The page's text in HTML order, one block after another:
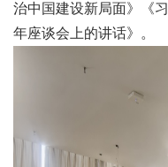
治中国建设新局面》《
年座谈会上的讲话》。